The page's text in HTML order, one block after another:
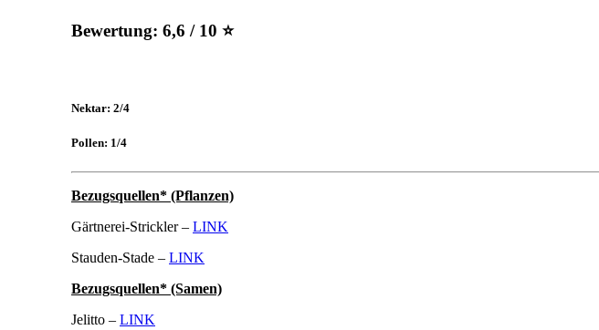
Bewertung: 6,6 / 10 ⭐
Nektar: 2/4
Pollen: 1/4
Bezugsquellen* (Pflanzen)
Gärtnerei-Strickler – LINK
Stauden-Stade – LINK
Bezugsquellen* (Samen)
Jelitto – LINK